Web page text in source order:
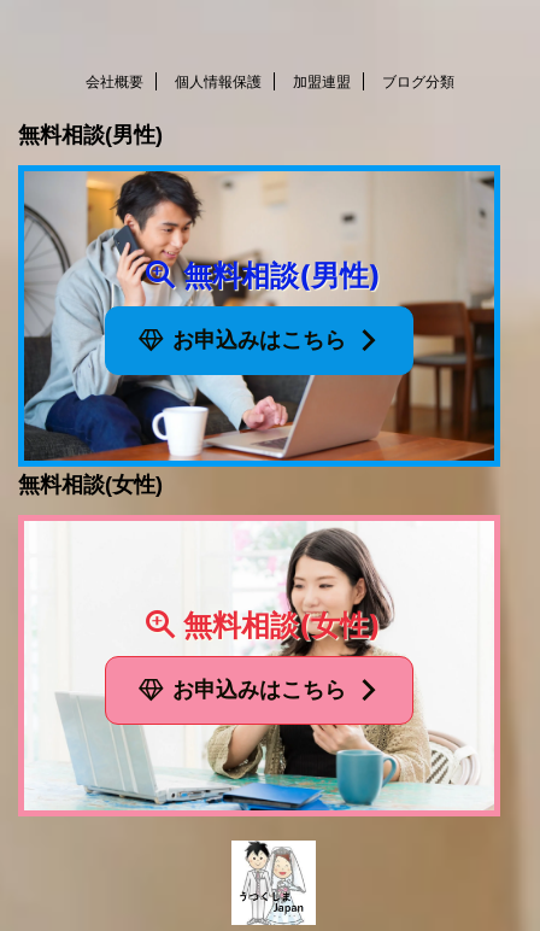
会社概要 個人情報保護 加盟連盟 ブログ分類
無料相談(男性)
無料相談(男性)
お申込みはこちら
無料相談(女性)
無料相談(女性)
お申込みはこちら